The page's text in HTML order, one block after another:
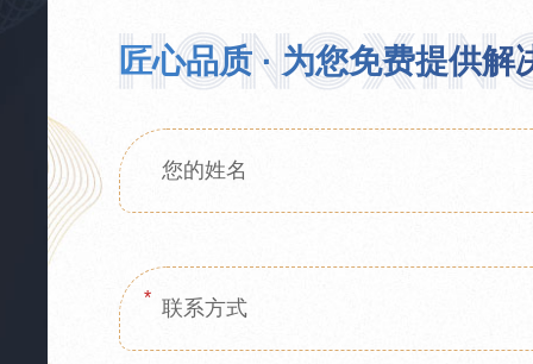
匠心品质 · 为您免费提供解
*